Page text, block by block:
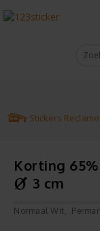
Stickers Reclame
Korting
3 cm
Normaal Wit